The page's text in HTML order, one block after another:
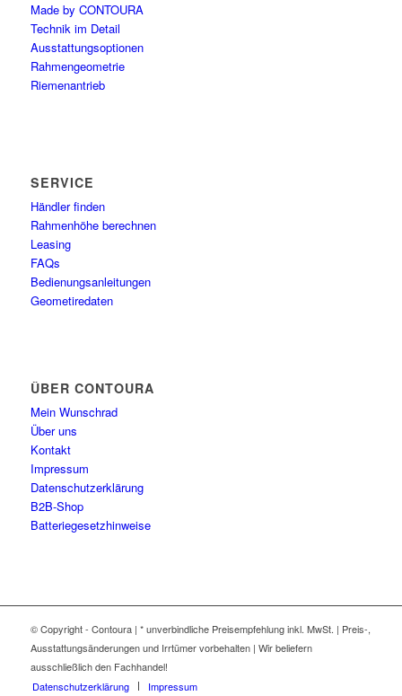
Made by CONTOURA
Technik im Detail
Ausstattungsoptionen
Rahmengeometrie
Riemenantrieb
SERVICE
Händler finden
Rahmenhöhe berechnen
Leasing
FAQs
Bedienungsanleitungen
Geometiredaten
ÜBER CONTOURA
Mein Wunschrad
Über uns
Kontakt
Impressum
Datenschutzerklärung
B2B-Shop
Batteriegesetzhinweise
© Copyright - Contoura | * unverbindliche Preisempfehlung inkl. MwSt. | Preis-,
Ausstattungsänderungen und Irrtümer vorbehalten | Wir beliefern
ausschließlich den Fachhandel!
Datenschutzerklärung
Impressum